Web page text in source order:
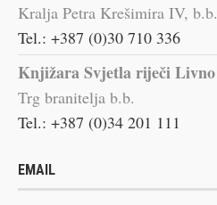
Kralja Petra Krešimira IV, b.b.
Tel.: +387 (0)30 710 336
Knjižara Svjetla riječi Livno
Trg branitelja b.b.
Tel.: +387 (0)34 201 111
EMAIL